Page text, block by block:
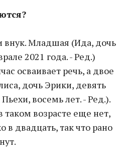
внук. Младшая (Ида, дочь
2021 года. - Ред.)
осваивает речь, а двое
дочь Эрики, девять
восемь лет. - Ред.).
таком возрасте еще нет,
в двадцать, так что рано